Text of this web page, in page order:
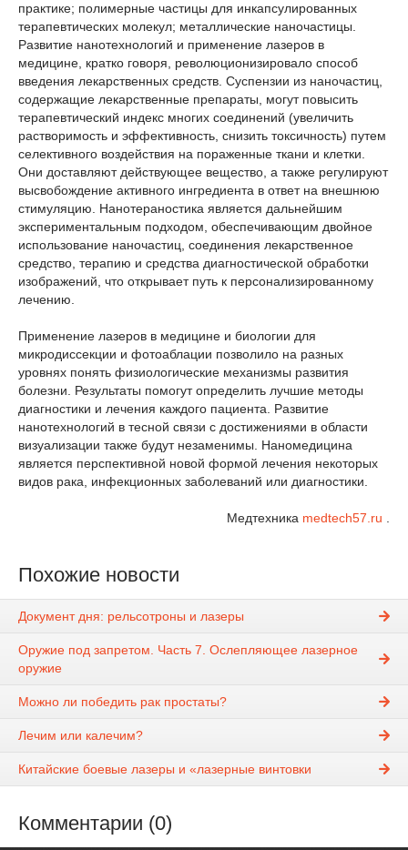
практике; полимерные частицы для инкапсулированных
терапевтических молекул; металлические наночастицы.
Развитие нанотехнологий и применение лазеров в
медицине, кратко говоря, революционизировало способ
введения лекарственных средств. Суспензии из наночастиц,
содержащие лекарственные препараты, могут повысить
терапевтический индекс многих соединений (увеличить
растворимость и эффективность, снизить токсичность) путем
селективного воздействия на пораженные ткани и клетки.
Они доставляют действующее вещество, а также регулируют
высвобождение активного ингредиента в ответ на внешнюю
стимуляцию. Нанотераностика является дальнейшим
экспериментальным подходом, обеспечивающим двойное
использование наночастиц, соединения лекарственное
средство, терапию и средства диагностической обработки
изображений, что открывает путь к персонализированному
лечению.
Применение лазеров в медицине и биологии для
микродиссекции и фотоаблации позволило на разных
уровнях понять физиологические механизмы развития
болезни. Результаты помогут определить лучшие методы
диагностики и лечения каждого пациента. Развитие
нанотехнологий в тесной связи с достижениями в области
визуализации также будут незаменимы. Наномедицина
является перспективной новой формой лечения некоторых
видов рака, инфекционных заболеваний или диагностики.
Медтехника medtech57.ru
Похожие новости
Документ дня: рельсотроны и лазеры
Оружие под запретом. Часть 7. Ослепляющее лазерное
оружие
Можно ли победить рак простаты?
Лечим или калечим?
Китайские боевые лазеры и «лазерные винтовки
Комментарии (0)